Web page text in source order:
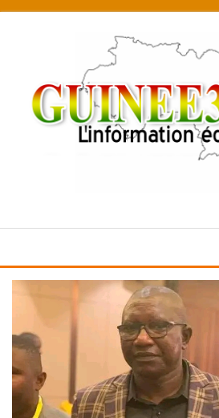
content